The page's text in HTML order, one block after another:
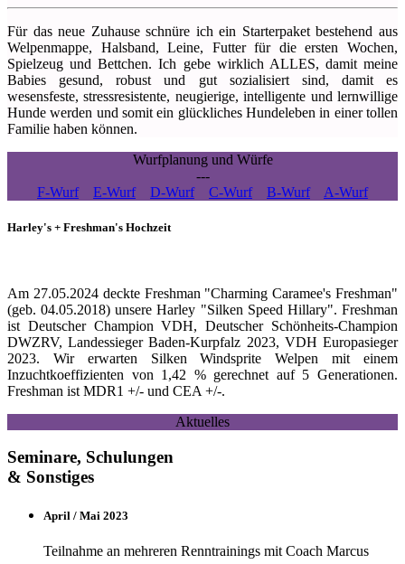
Für das neue Zuhause schnüre ich ein Starterpaket bestehend aus
Welpenmappe, Halsband, Leine, Futter für die ersten Wochen,
Spielzeug und Bettchen. Ich gebe wirklich ALLES, damit meine
Babies gesund, robust und gut sozialisiert sind, damit es
wesensfeste, stressresistente, neugierige, intelligente und lernwillige
Hunde werden und somit ein glückliches Hundeleben in einer tollen
Familie haben können.
Wurfplanung und Würfe
---
F-Wurf
E-Wurf D-Wurf C-Wurf B-Wurf A-Wurf
Harley's + Freshman's Hochzeit
Am 27.05.2024 deckte Freshman "Charming Caramee's Freshman"
(geb. 04.05.2018) unsere Harley "Silken Speed Hillary". Freshman
ist Deutscher Champion VDH, Deutscher Schönheits-Champion
DWZRV, Landessieger Baden-Kurpfalz 2023, VDH Europasieger
2023. Wir erwarten Silken Windsprite Welpen mit einem
Inzuchtkoeffizienten von 1,42 % gerechnet auf 5 Generationen.
Freshman ist MDR1 +/- und CEA +/-.
Aktuelles
Seminare, Schulungen
& Sonstiges
April / Mai 2023
Teilnahme an mehreren Renntrainings mit Coach Marcus